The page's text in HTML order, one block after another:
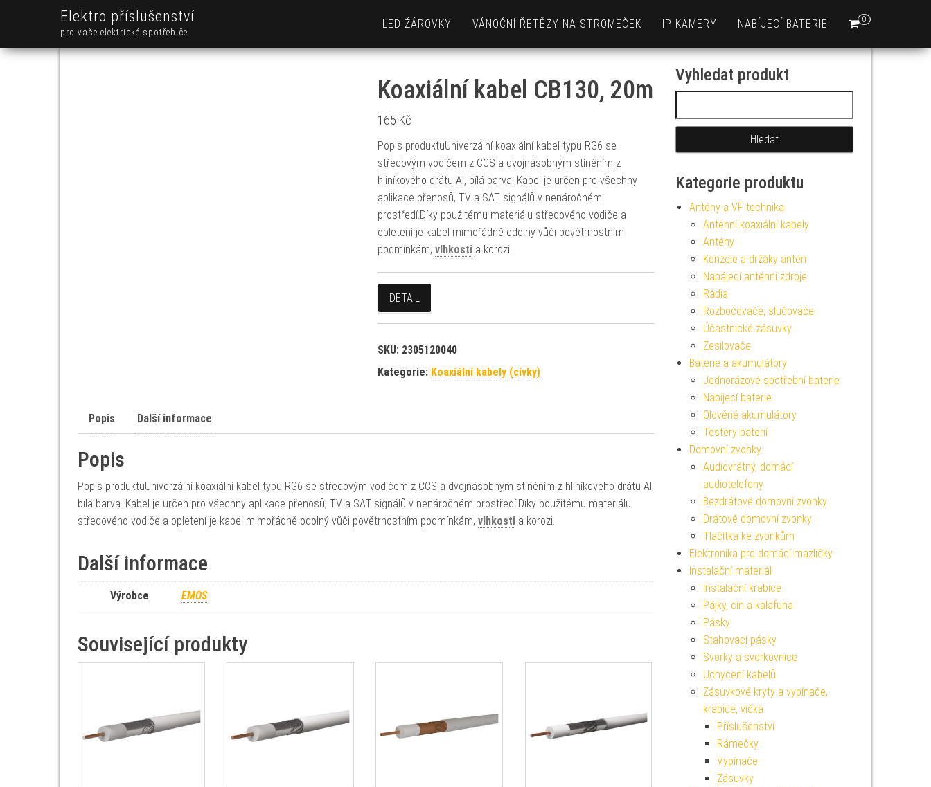
Elektro příslušenství
pro vaše elektrické spotřebiče
0
LED ŽÁROVKY VÁNOČNÍ ŘETĚZY NA STROMEČEK IP KAMERY NABÍJECÍ BATERIE
Koaxiální kabel CB130, 20m
165 Kč
Popis produktuUniverzální koaxiální kabel typu RG6 se
středovým vodičem z CCS a dvojnásobným stíněním z
hliníkového drátu Al, bílá barva. Kabel je určen pro všechny
aplikace přenosů, TV a SAT signálů v nenáročném
prostředí.Díky použitému materiálu středového vodiče a
opletení je kabel mimořádně odolný vůči povětrnostním
podmínkám, vlhkostia korozi.
DETAIL
SKU: 2305120040
Kategorie: Koaxiální kabely (cívky)
Popis Další informace
Popis
Popis produktuUniverzální koaxiální kabel typu RG6 se středovým vodičem z CCS a dvojnásobným stíněním z hliníkového drátu Al,
bílá barva. Kabel je určen pro všechny aplikace přenosů, TV a SAT signálů v nenáročném prostředí.Díky použitému materiálu
středového vodiče a opletení je kabel mimořádně odolný vůči povětrnostním podmínkám, vlhkosti a korozi.
Další informace
Výrobce EMOS
Související produkty
Vyhledat produkt
Kategorie produktu
Antény a VF technika
Anténní koaxiální kabely
Antény
Konzole a držáky antén
Napájecí anténní zdroje
Rádia
Rozbočovače, slučovače
Účastnické zásuvky
Zesilovače
Baterie a akumulátory
Jednorázové spotřební baterie
Nabíjecí baterie
Olověné akumulátory
Testery baterií
Domovní zvonky
Audiovrátný, domácí
audiotelefony
Bezdrátové domovní zvonky
Drátové domovní zvonky
Tlačítka ke zvonkům
Elektronika pro domácí mazlíčky
Instalační materiál
Instalační krabice
Pájky, cín a kalafuna
Pásky
Stahovací pásky
Svorky a svorkovnice
Uchycení kabelů
Zásuvkové kryty a vypínače,
krabice, víčka
Příslušenství
Rámečky
Vypínače
Zásuvky